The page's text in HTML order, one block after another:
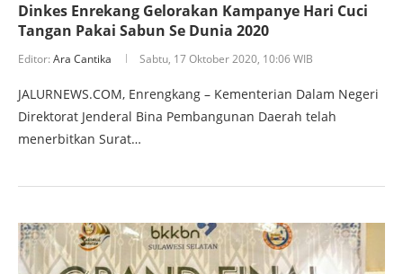
Dinkes Enrekang Gelorakan Kampanye Hari Cuci
Tangan Pakai Sabun Se Dunia 2020
Editor: Ara Cantika Sabtu, 17 Oktober 2020, 10:06 WIB
JALURNEWS.COM, Enrengkang – Kementerian Dalam Negeri
Direktorat Jenderal Bina Pembangunan Daerah telah
menerbitkan Surat…